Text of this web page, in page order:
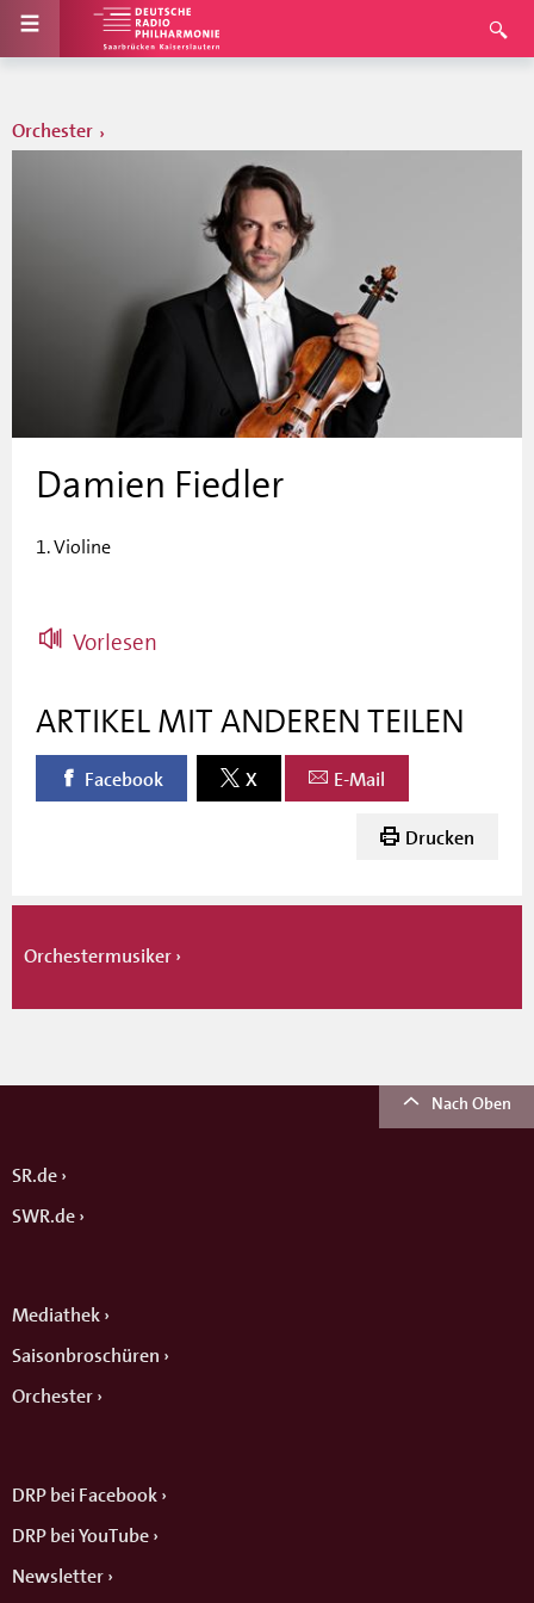
Orchester
Damien Fiedler
1. Violine
Vorlesen
ARTIKEL MIT ANDEREN TEILEN
Facebook X E-Mail
Drucken
Orchestermusiker
Nach Oben
SR.de
SWR.de
Mediathek
Saisonbroschüren
Orchester
DRP bei Facebook
DRP bei YouTube
Newsletter